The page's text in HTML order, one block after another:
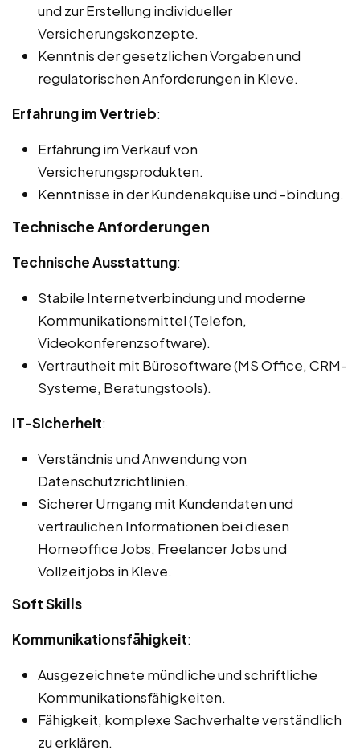
und zur Erstellung individueller
Versicherungskonzepte.
Kenntnis der gesetzlichen Vorgaben und
regulatorischen Anforderungen in Kleve.
Erfahrung im Vertrieb:
Erfahrung im Verkauf von
Versicherungsprodukten.
Kenntnisse in der Kundenakquise und -bindung.
Technische Anforderungen
Technische Ausstattung:
Stabile Internetverbindung und moderne
Kommunikationsmittel (Telefon,
Videokonferenzsoftware).
Vertrautheit mit Bürosoftware (MS Office, CRM-
Systeme, Beratungstools).
IT-Sicherheit:
Verständnis und Anwendung von
Datenschutzrichtlinien.
Sicherer Umgang mit Kundendaten und
vertraulichen Informationen bei diesen
Homeoffice Jobs, Freelancer Jobs und
Vollzeitjobs in Kleve.
Soft Skills
Kommunikationsfähigkeit:
Ausgezeichnete mündliche und schriftliche
Kommunikationsfähigkeiten.
Fähigkeit, komplexe Sachverhalte verständlich
zu erklären.